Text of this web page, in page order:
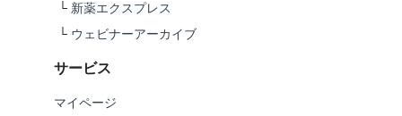
└ 新薬エクスプレス
└ ウェビナーアーカイブ
サービス
マイページ